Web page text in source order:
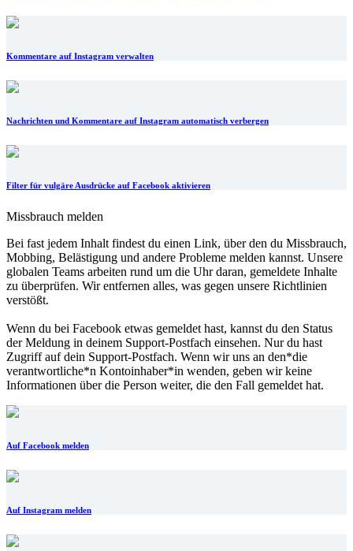
Kommentare auf Instagram verwalten
Nachrichten und Kommentare auf Instagram automatisch verbergen
Filter für vulgäre Ausdrücke auf Facebook aktivieren
Missbrauch melden
Bei fast jedem Inhalt findest du einen Link, über den du Missbrauch,
Mobbing, Belästigung und andere Probleme melden kannst. Unsere
globalen Teams arbeiten rund um die Uhr daran, gemeldete Inhalte
zu überprüfen. Wir entfernen alles, was gegen unsere Richtlinien
verstößt.
Wenn du bei Facebook etwas gemeldet hast, kannst du den Status
der Meldung in deinem Support-Postfach einsehen. Nur du hast
Zugriff auf dein Support-Postfach. Wenn wir uns an den*die
verantwortliche*n Kontoinhaber*in wenden, geben wir keine
Informationen über die Person weiter, die den Fall gemeldet hat.
Auf Facebook melden
Auf Instagram melden